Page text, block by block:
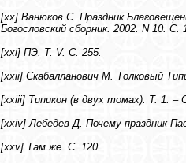
[xx] Ванюков С. Праздник
Богословский сборник. 2002. N 10. С.
[xxi] ПЭ. Т. V. С. 255.
[xxii] Скабалланович М. Толковый
[xxiii] Типикон (в двух томах). Т. 1. –
[xxiv] Лебедев Д. Почему праздник
[xxv] Там же. С. 120.